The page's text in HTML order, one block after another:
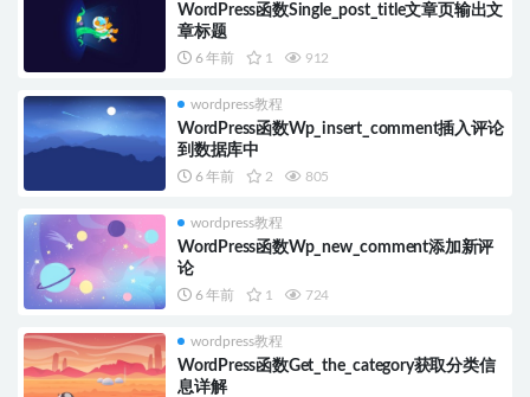
WordPress函数Single_post_title文章页输出文
章标题
6 年前 1 912
wordpress教程
WordPress函数Wp_insert_comment插入评论
到数据库中
6 年前 2 805
wordpress教程
WordPress函数Wp_new_comment添加新评
论
6 年前 1 724
wordpress教程
WordPress函数Get_the_category获取分类信
息详解